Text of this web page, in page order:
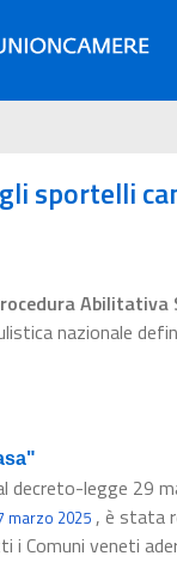
sportelli
Abilitativa
nazionale
decreto-legge 29
marzo 2025 , è stata
i Comuni veneti